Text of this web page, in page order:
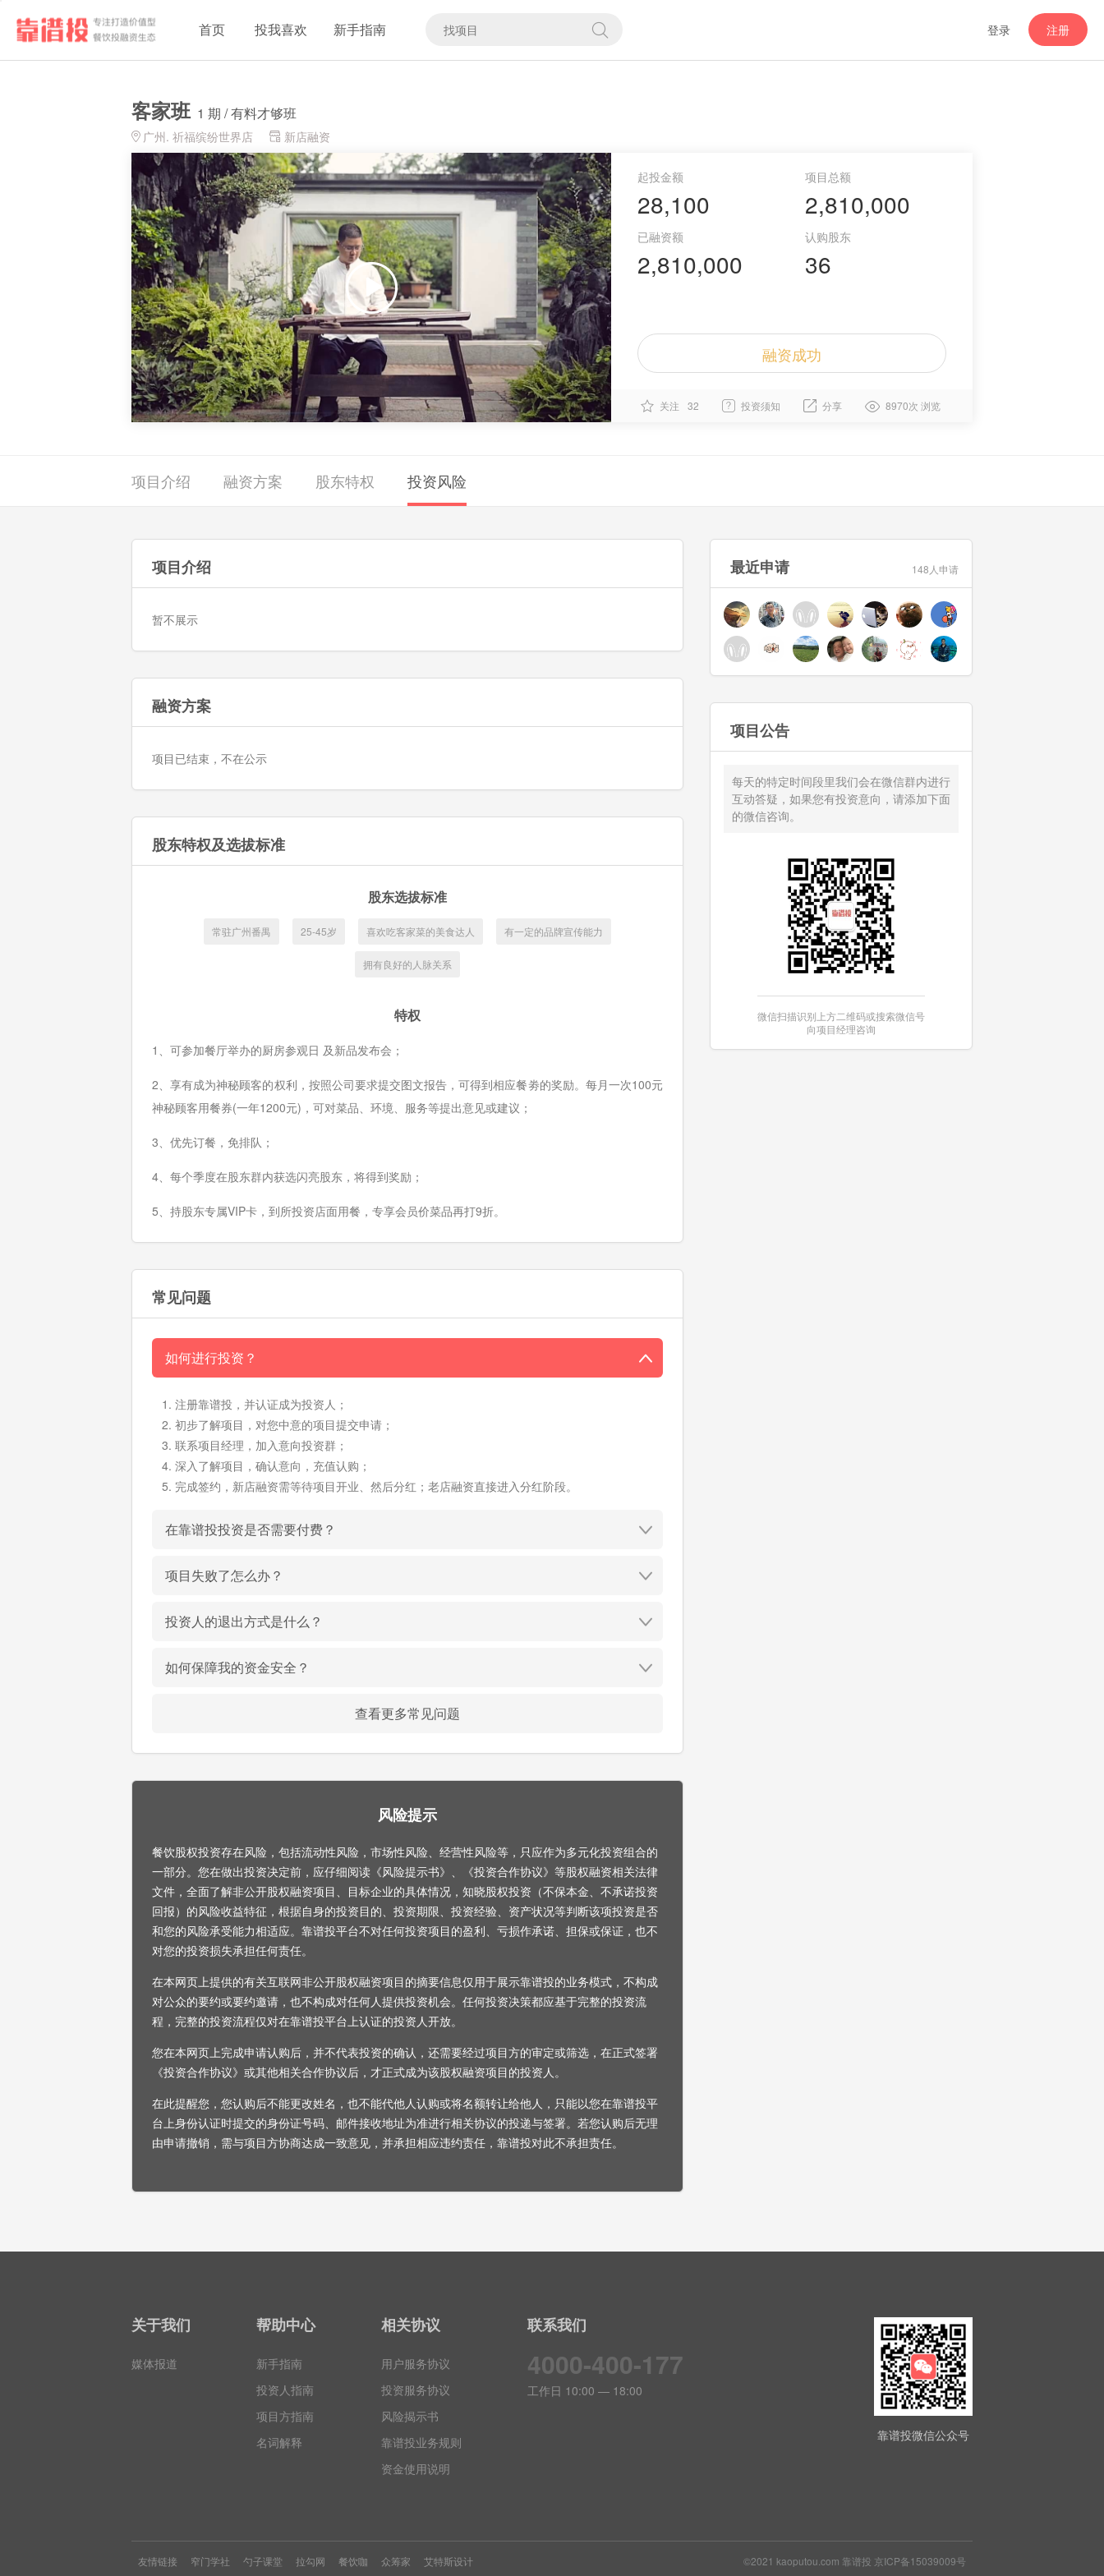
首页 投我喜欢 新手指南 登录 注册
客家班 1 期 / 有料才够班
广州. 祈福缤纷世界店 新店融资
28,100
2,810,000
2,810,000
36
融资成功
关注 32 投资须知 分享 8970次 浏览
项目介绍 融资方案 股东特权 投资风险
项目介绍
暂不展示
融资方案
项目已结束，不在公示
股东特权及选拔标准
股东选拔标准
常驻广州番禺 25-45岁 喜欢吃客家菜的美食达人 有一定的品牌宣传能力
拥有良好的人脉关系
特权
1、可参加餐厅举办的厨房参观日 及新品发布会；
2、享有成为神秘顾客的权利，按照公司要求提交图文报告，可得到相应餐劵的奖励。每月一次100元
神秘顾客用餐券(一年1200元)，可对菜品、环境、服务等提出意见或建议；
3、优先订餐，免排队；
4、每个季度在股东群内获选闪亮股东，将得到奖励；
5、持股东专属VIP卡，到所投资店面用餐，专享会员价菜品再打9折。
常见问题
如何进行投资？
注册靠谱投，并认证成为投资人；
初步了解项目，对您中意的项目提交申请；
联系项目经理，加入意向投资群；
深入了解项目，确认意向，充值认购；
完成签约，新店融资需等待项目开业、然后分红；老店融资直接进入分红阶段。
在靠谱投投资是否需要付费？
项目失败了怎么办？
投资人的退出方式是什么？
如何保障我的资金安全？
查看更多常见问题
风险提示
餐饮股权投资存在风险，包括流动性风险，市场性风险、经营性风险等，只应作为多元化投资组合的
一部分。您在做出投资决定前，应仔细阅读《风险提示书》、《投资合作协议》等股权融资相关法律
文件，全面了解非公开股权融资项目、目标企业的具体情况，知晓股权投资（不保本金、不承诺投资
回报）的风险收益特征，根据自身的投资目的、投资期限、投资经验、资产状况等判断该项投资是否
和您的风险承受能力相适应。靠谱投平台不对任何投资项目的盈利、亏损作承诺、担保或保证，也不
对您的投资损失承担任何责任。
在本网页上提供的有关互联网非公开股权融资项目的摘要信息仅用于展示靠谱投的业务模式，不构成
对公众的要约或要约邀请，也不构成对任何人提供投资机会。任何投资决策都应基于完整的投资流
程，完整的投资流程仅对在靠谱投平台上认证的投资人开放。
您在本网页上完成申请认购后，并不代表投资的确认，还需要经过项目方的审定或筛选，在正式签署
《投资合作协议》或其他相关合作协议后，才正式成为该股权融资项目的投资人。
在此提醒您，您认购后不能更改姓名，也不能代他人认购或将名额转让给他人，只能以您在靠谱投平
台上身份认证时提交的身份证号码、邮件接收地址为准进行相关协议的投递与签署。若您认购后无理
由申请撤销，需与项目方协商达成一致意见，并承担相应违约责任，靠谱投对此不承担责任。
最近申请 148人申请
项目公告
每天的特定时间段里我们会在微信群内进行
互动答疑，如果您有投资意向，请添加下面
的微信咨询。
微信扫描识别上方二维码或搜索微信号
向项目经理咨询
关于我们
媒体报道
帮助中心
新手指南
投资人指南
项目方指南
名词解释
相关协议
用户服务协议
投资服务协议
风险揭示书
靠谱投业务规则
资金使用说明
联系我们
4000-400-177
工作日 10:00 — 18:00
靠谱投微信公众号
友情链接 窄门学社 勺子课堂 拉勾网 餐饮咖 众筹家 艾特斯设计 ©2021 kaoputou.com 靠谱投 京ICP备15039009号